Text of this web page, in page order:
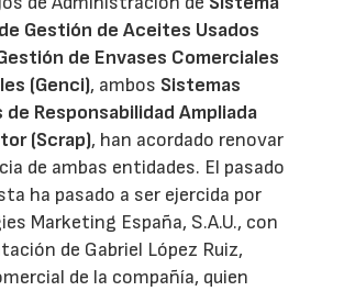
Gestión de Aceites Usados
de Envases Comerciales
(Genci), ambos Sistemas
Responsabilidad Ampliada
(Scrap), han acordado renovar
de ambas entidades. El pasado
ha pasado a ser ejercida por
Marketing España, S.A.U., con
de Gabriel López Ruiz,
de la compañía, quien